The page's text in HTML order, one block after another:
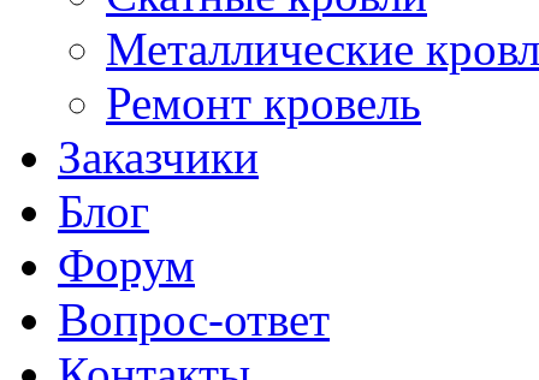
Металлические
Ремонт кровель
Заказчики
Блог
Форум
Вопрос-ответ